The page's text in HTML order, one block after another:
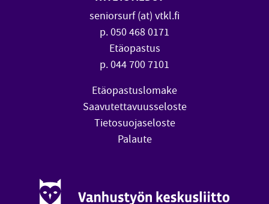
seniorsurf (at) vtkl.fi
p. 050 468 0171
Etäopastus
p. 044 700 7101
Etäopastuslomake
Saavutettavuusseloste
Tietosuojaseloste
Palaute